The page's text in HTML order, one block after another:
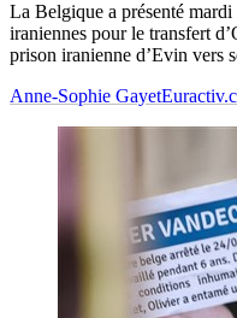
La Belgique a présenté
iraniennes pour le transfert
prison iranienne d’Evin vers
Anne-Sophie Gayet